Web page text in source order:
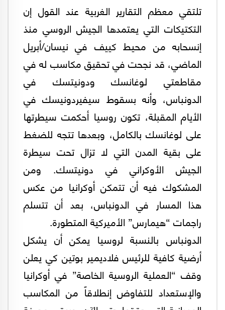
تلتقي معظم التقارير الغربية عند القول إن
التكتيكات التي يعتمدها الجيش الروسي منذ
إنسحابه من محيط كييف في نيسان/أبريل
الماضي، قد نجحت في تحقيق مكاسب له في
مقاطعتي لوغانسك ودونيتسك في
الدونباس، وأنه بسقوط سيفيردونيسك في
الأيام المقبلة، تكون روسيا أحكمت سيطرتها
على لوغانسك بالكامل، وبعدها تتجه للضغط
على بقية المدن التي لا تزال تحت سيطرة
الجيش الأوكراني في دونيتسك. ومن
المشكوك فيه أن تتمكن أوكرانيا من عكس
هذا المسار في الدونباس، بعد أن تتسلم
راجمات “هيمارس” الأميركية المتطورة.
الدونباس بالنسبة لروسيا يمكن أن يشكل
أرضية كافية للرئيس فلاديمير بوتين كي يعلن
وقف “العملية الروسية الخاصة” في أوكرانيا
والإستعداد للتفاوض إنطلاقاً من المكاسب